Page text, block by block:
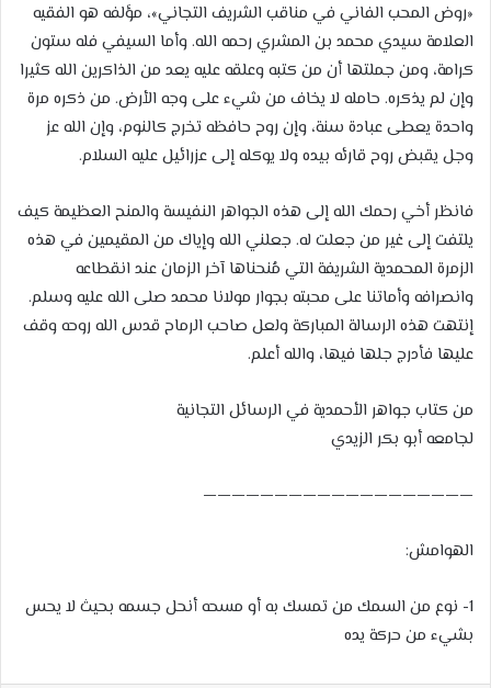
«روض المحب الفاني في مناقب الشريف التجاني»، مؤلفه هو الفقيه
العلامة سيدي محمد بن المشري رحمه الله. وأما السيفي فله ستون
كرامة، ومن جملتها أن من كتبه وعلقه عليه يعد من الذاكرين الله كثيرا
وإن لم يذكره. حامله لا يخاف من شيء على وجه الأرض. من ذكره مرة
واحدة يعطى عبادة سنة، وإن روح حافظه تخرج كالنوم، وإن الله عز
وجل يقبض روح قارئه بيده ولا يوكله إلى عزرائيل عليه السلام.
فانظر أخي رحمك الله إلى هذه الجواهر النفيسة والمنح العظيمة كيف
يلتفت إلى غير من جعلت له. جعلني الله وإياك من المقيمين في هذه
الزمرة المحمدية الشريفة التي مُنحناها آخر الزمان عند انقطاعه
وانصرافه وأماتنا على محبته بجوار مولانا محمد صلى الله عليه وسلم.
إنتهت هذه الرسالة المباركة ولعل صاحب الرماح قدس الله روحه وقف
عليها فأدرج جلها فيها، والله أعلم.
من كتاب جواهر الأحمدية في الرسائل التجانية
لجامعه أبو بكر الزيدي
———————————————————
الهوامش:
1- نوع من السمك من تمسك به أو مسحه أنحل جسمه بحيث لا يحس
بشيء من حركة يده